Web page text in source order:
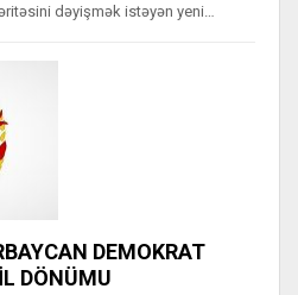
dəyişmək istəyən yeni…
DEMOKRAT
DÖNÜMU